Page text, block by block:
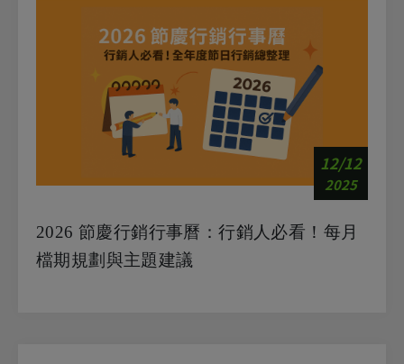
12/12
2025
2026 節慶行銷行事曆：行銷人必看！每月
檔期規劃與主題建議